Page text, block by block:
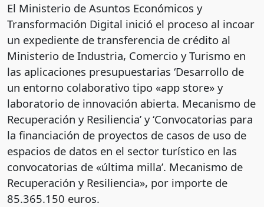
El Ministerio de Asuntos Económicos y
Transformación Digital inició el proceso al incoar
un expediente de transferencia de crédito al
Ministerio de Industria, Comercio y Turismo en
las aplicaciones presupuestarias ‘Desarrollo de
un entorno colaborativo tipo «app store» y
laboratorio de innovación abierta. Mecanismo de
Recuperación y Resiliencia’ y ‘Convocatorias para
la financiación de proyectos de casos de uso de
espacios de datos en el sector turístico en las
convocatorias de «última milla’. Mecanismo de
Recuperación y Resiliencia», por importe de
85.365.150 euros.